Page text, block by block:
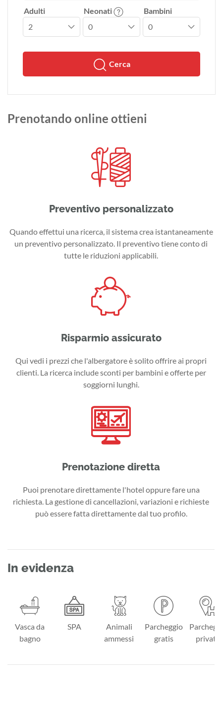
Adulti Neonati Bambini
Cerca
Prenotando online ottieni
Preventivo personalizzato
Quando effettui una ricerca, il sistema crea istantaneamente
un preventivo personalizzato. Il preventivo tiene conto di
tutte le riduzioni applicabili.
Risparmio assicurato
Qui vedi i prezzi che l'albergatore è solito offrire ai propri
clienti. La ricerca include sconti per bambini e offerte per
soggiorni lunghi.
Prenotazione diretta
Puoi prenotare direttamente l'hotel oppure fare una
richiesta. La gestione di cancellazioni, variazioni e richieste
può essere fatta direttamente dal tuo profilo.
In evidenza
Vasca da
bagno
SPA
Animali
ammessi
Parcheggio
gratis
privato